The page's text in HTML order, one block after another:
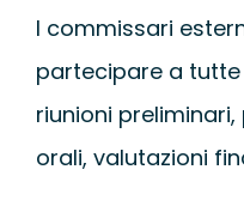
I commissari
partecipare a tutte
riunioni
orali, valutazioni